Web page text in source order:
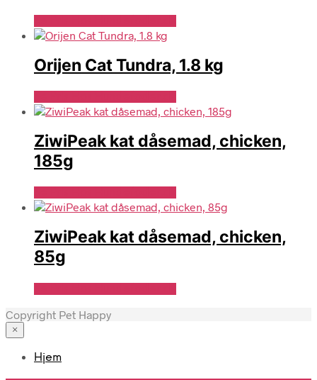
Orijen Cat Tundra, 1.8 kg
ZiwiPeak kat dåsemad, chicken,
185g
ZiwiPeak kat dåsemad, chicken,
85g
Copyright Pet Happy
×
Hjem